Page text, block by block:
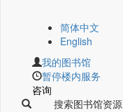
简体中文
English
我的图书馆
暂停楼内服务
咨询
搜索图书馆资源